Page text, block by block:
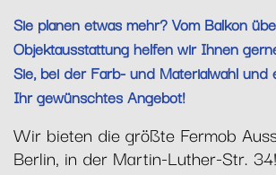
Sie planen etwas mehr? Vom Balkon
Objektausstattung helfen wir Ihnen
Sie, bei der Farb- und Materialwahl und
Ihr gewünschtes Angebot!
Wir bieten die größte Fermob
Berlin, in der Martin-Luther-Str. 34!